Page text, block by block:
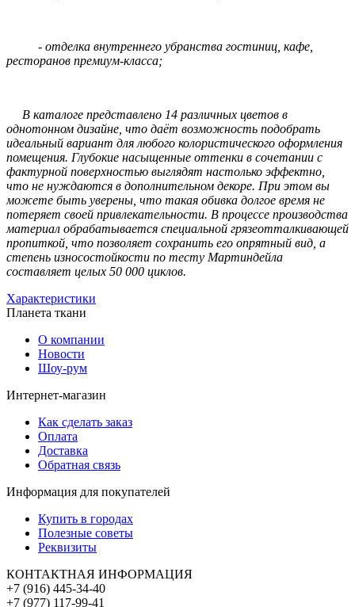
- отделка внутреннего убранства гостиниц, кафе,
ресторанов премиум-класса;
В каталоге представлено 14 различных цветов в
однотонном дизайне, что даёт возможность подобрать
идеальный вариант для любого колористического оформления
помещения. Глубокие насыщенные оттенки в сочетании с
фактурной поверхностью выглядят настолько эффектно,
что не нуждаются в дополнительном декоре. При этом вы
можете быть уверены, что такая обивка долгое время не
потеряет своей привлекательности. В процессе производства
материал обрабатывается специальной грязеотталкивающей
пропиткой, что позволяет сохранить его опрятный вид, а
степень износостойкости по тесту Мартиндейла
составляет целых 50 000 циклов.
Характеристики
Планета ткани
О компании
Новости
Шоу-рум
Интернет-магазин
Как сделать заказ
Оплата
Доставка
Обратная связь
Информация для покупателей
Купить в городах
Полезные советы
Реквизиты
КОНТАКТНАЯ ИНФОРМАЦИЯ
+7 (916) 445-34-40
+7 (977) 117-99-41